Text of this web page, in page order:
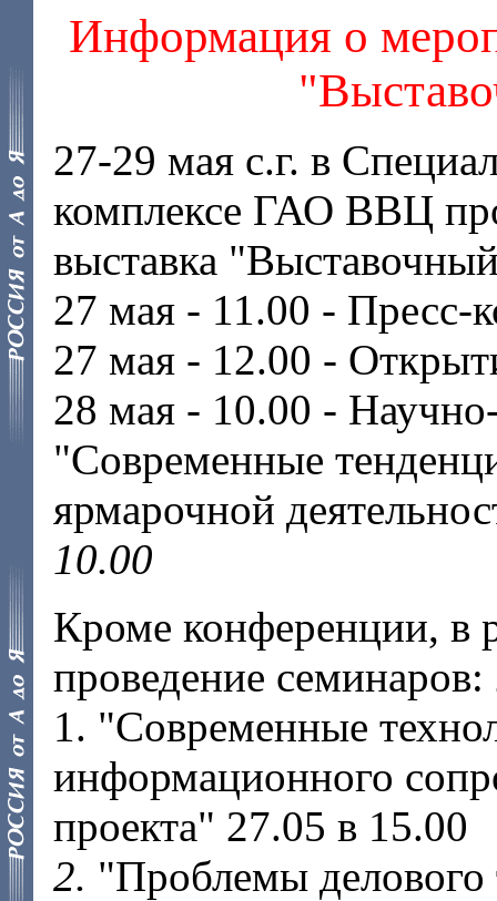
Информация о
27-29 мая с.г. в
комплексе ГАО ВВЦ
выставка
27 мая - 11.00 - Пресс-
27 мая - 12.00 -
28 мая - 10.00 -
"Современные
ярмарочной
10.00
Кроме конференции, в
проведение
1. "Современные
информационного
проекта" 27.05 в 15.00
2. "Проблемы делового